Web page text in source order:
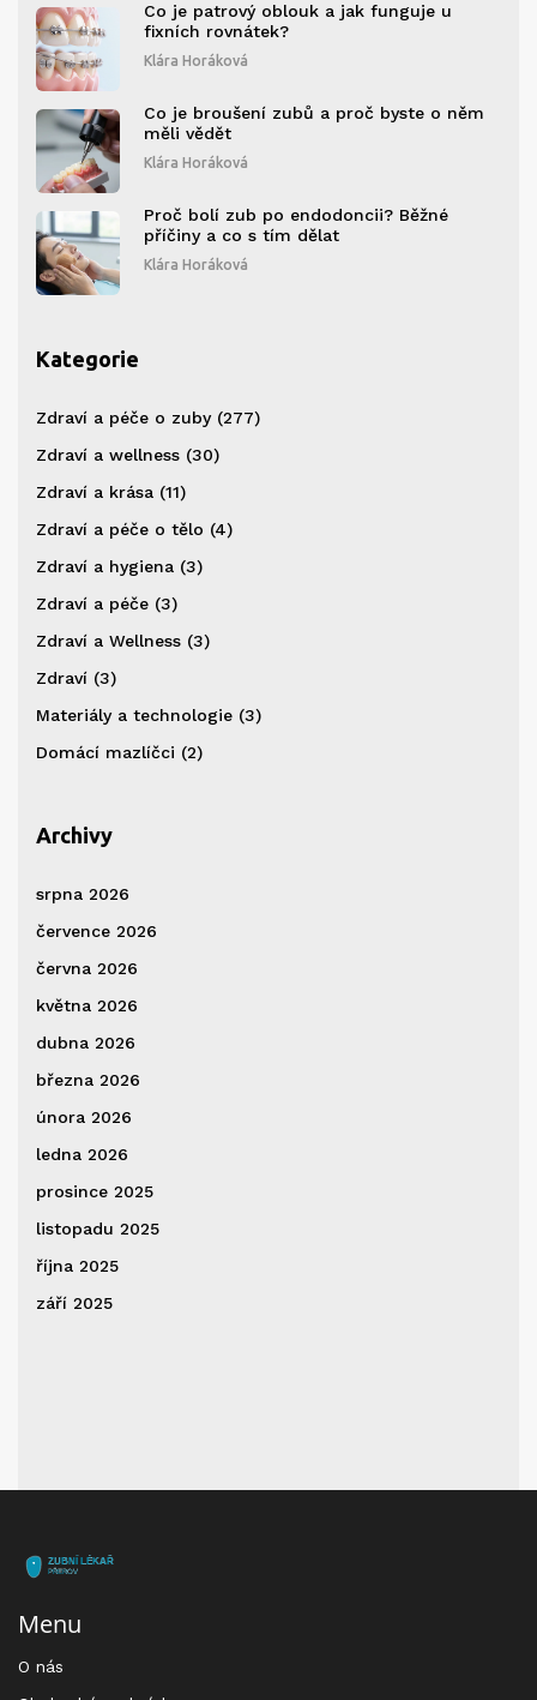
Co je patrový oblouk a jak funguje u
fixních rovnátek?
Klára Horáková
Co je broušení zubů a proč byste o něm
měli vědět
Klára Horáková
Proč bolí zub po endodoncii? Běžné
příčiny a co s tím dělat
Klára Horáková
Kategorie
Zdraví a péče o zuby (277)
Zdraví a wellness (30)
Zdraví a krása (11)
Zdraví a péče o tělo (4)
Zdraví a hygiena (3)
Zdraví a péče (3)
Zdraví a Wellness (3)
Zdraví (3)
Materiály a technologie (3)
Domácí mazlíčci (2)
Archivy
srpna 2026
července 2026
června 2026
května 2026
dubna 2026
března 2026
února 2026
ledna 2026
prosince 2025
listopadu 2025
října 2025
září 2025
Menu
O nás